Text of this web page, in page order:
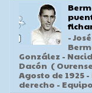
-
González -
Dacón (
Agosto de 1925
derecho -